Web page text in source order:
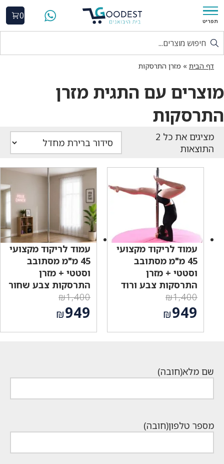
תפריט
0
דף הבית » מזרן התרסקות
מוצרים עם התגית מזרן
התרסקות
התוצאות
עמוד לריקוד מקצועי
45 מ"מ מסתובב
וסטטי + מזרן
התרסקות צבע ורוד
₪1,400
המחיר
המקורי
היה:
₪949
עמוד לריקוד מקצועי
45 מ"מ מסתובב
וסטטי + מזרן
התרסקות צבע שחור
₪1,400
המחיר
המקורי
היה:
₪949
שם מלא(חובה)
מספר טלפון(חובה)